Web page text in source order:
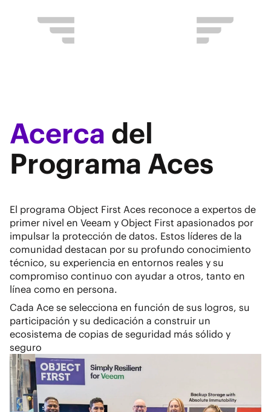
Acerca del
Programa Aces
El programa Object First Aces reconoce a expertos de
primer nivel en Veeam y Object First apasionados por
impulsar la protección de datos. Estos líderes de la
comunidad destacan por su profundo conocimiento
técnico, su experiencia en entornos reales y su
compromiso continuo con ayudar a otros, tanto en
línea como en persona.
Cada Ace se selecciona en función de sus logros, su
participación y su dedicación a construir un
ecosistema de copias de seguridad más sólido y
seguro